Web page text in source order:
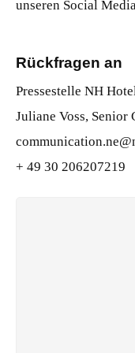
unseren Social
Rückfragen an
Pressestelle NH
Juliane Voss,
+ 49 30 206207219